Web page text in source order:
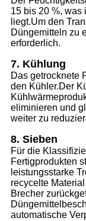
15 bis 20 %, was
liegt.Um den
Düngemitteln zu
erforderlich.
7. Kühlung
Das getrocknete
den Kühler.Der
eliminieren und
weiter zu
8. Sieben
Für die
Fertigprodukten
leistungsstarke
recycelte
Brecher
automatische